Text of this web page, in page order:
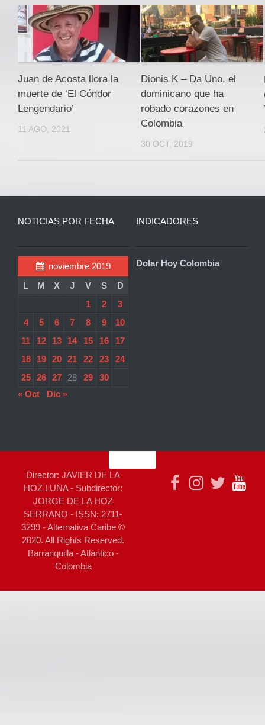
Juan de Acosta llora la
muerte de ‘El Cóndor
Lengendario’
11 AGO, 2021
Dionis K – Da Uno, el
dominicano que ha
robado corazones en
Colombia
30 OCT, 2019
NOTICIAS POR FECHA
noviembre 2019
L
M X J V S
D
1
2
3
4
5 6 7 8 9
10
11
12 13 14 15 16
17
18
19 20 21 22 23
24
25
26 27 28 29
30
« Oct
Dic »
INDICADORES
Dolar Hoy Colombia
Director: JAVIER DE LA
HOZ LUNA - Subdirector:
JORGE DE LA HOZ
SERRANO - ISSN: 2711-
3299 - Alternativa Caribe ©
2020. All Rights Reserved.
Barranquilla - Atlántico -
Colombia